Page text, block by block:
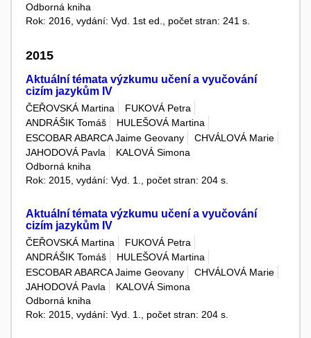
Odborná kniha
Rok: 2016, vydání: Vyd. 1st ed., počet stran: 241 s.
2015
Aktuální témata výzkumu učení a vyučování
cizím jazykům IV
ČEŘOVSKÁ Martina
FUKOVÁ Petra
ANDRÁŠIK Tomáš
HULEŠOVÁ Martina
ESCOBAR ABARCA Jaime Geovany
CHVÁLOVÁ Marie
JAHODOVÁ Pavla
KALOVÁ Simona
Odborná kniha
Rok: 2015, vydání: Vyd. 1., počet stran: 204 s.
Aktuální témata výzkumu učení a vyučování
cizím jazykům IV
ČEŘOVSKÁ Martina
FUKOVÁ Petra
ANDRÁŠIK Tomáš
HULEŠOVÁ Martina
ESCOBAR ABARCA Jaime Geovany
CHVÁLOVÁ Marie
JAHODOVÁ Pavla
KALOVÁ Simona
Odborná kniha
Rok: 2015, vydání: Vyd. 1., počet stran: 204 s.